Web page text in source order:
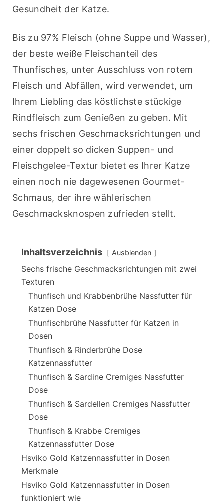
Gesundheit der Katze.
Bis zu 97% Fleisch (ohne Suppe und Wasser),
der beste weiße Fleischanteil des
Thunfisches, unter Ausschluss von rotem
Fleisch und Abfällen, wird verwendet, um
Ihrem Liebling das köstlichste stückige
Rindfleisch zum Genießen zu geben. Mit
sechs frischen Geschmacksrichtungen und
einer doppelt so dicken Suppen- und
Fleischgelee-Textur bietet es Ihrer Katze
einen noch nie dagewesenen Gourmet-
Schmaus, der ihre wählerischen
Geschmacksknospen zufrieden stellt.
Inhaltsverzeichnis Ausblenden
Sechs frische Geschmacksrichtungen mit zwei
Texturen
Thunfisch und Krabbenbrühe Nassfutter für
Katzen Dose
Thunfischbrühe Nassfutter für Katzen in
Dosen
Thunfisch & Rinderbrühe Dose
Katzennassfutter
Thunfisch & Sardine Cremiges Nassfutter
Dose
Thunfisch & Sardellen Cremiges Nassfutter
Dose
Thunfisch & Krabbe Cremiges
Katzennassfutter Dose
Hsviko Gold Katzennassfutter in Dosen
Merkmale
Hsviko Gold Katzennassfutter in Dosen
funktioniert wie